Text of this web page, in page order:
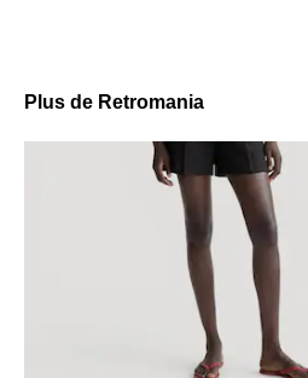
Plus de Retromania